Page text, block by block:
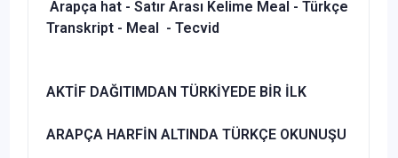
Arapça hat - Satır Arası Kelime Meal - Türkçe
Transkript - Meal - Tecvid
AKTİF DAĞITIMDAN TÜRKİYEDE BİR İLK
ARAPÇA HARFİN ALTINDA TÜRKÇE OKUNUŞU